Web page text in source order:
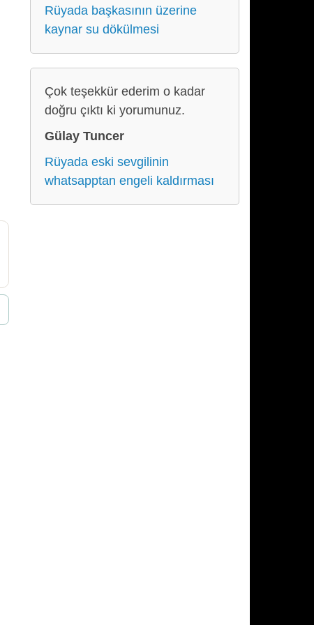
Rüyada başkasının üzerine
kaynar su dökülmesi
Çok teşekkür ederim o kadar
doğru çıktı ki yorumunuz.
Gülay Tuncer
Rüyada eski sevgilinin
whatsapptan engeli kaldırması